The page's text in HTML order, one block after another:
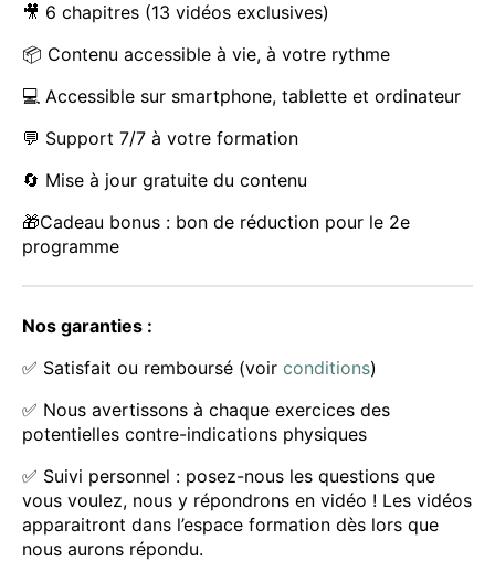
🎥 6 chapitres (13 vidéos exclusives)
📦 Contenu accessible à vie, à votre rythme
💻 Accessible sur smartphone, tablette et ordinateur
💬 Support 7/7 à votre formation
🔄 Mise à jour gratuite du contenu
🎁Cadeau bonus : bon de réduction pour le 2e
programme
Nos garanties :
✅ Satisfait ou remboursé (voir conditions)
✅ Nous avertissons à chaque exercices des
potentielles contre-indications physiques
✅ Suivi personnel : posez-nous les questions que
vous voulez, nous y répondrons en vidéo ! Les vidéos
apparaitront dans l’espace formation dès lors que
nous aurons répondu.